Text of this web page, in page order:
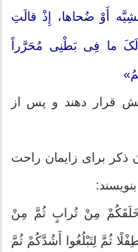
عَشِیَّه أَوْ ضُحاها، إِذْ قالَتِ
ما فِی‏ بَطْنِی‏ مُحَرَّراً
قرار دهند و پس از
ذکر برای زایمان راحت
مِنْ تُرابٍ ثُمَّ مِنْ
ثُمَّ لِتَبْلُغُوا أَشُدَّکُمْ ثُمَّ